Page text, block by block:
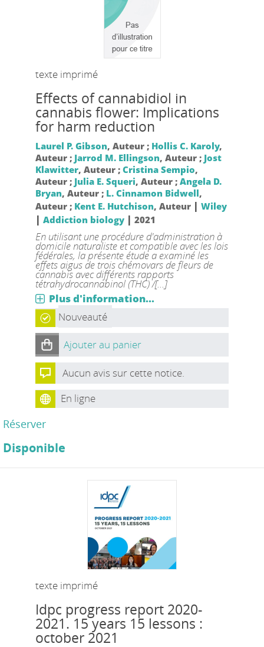
texte imprimé
Effects of cannabidiol in
cannabis flower: Implications
for harm reduction
Laurel P. Gibson, Auteur ; Hollis C. Karoly,
Auteur ; Jarrod M. Ellingson, Auteur ; Jost
Klawitter, Auteur ; Cristina Sempio,
Auteur ; Julia E. Squeri, Auteur ; Angela D.
Bryan, Auteur ; L. Cinnamon Bidwell,
Auteur ; Kent E. Hutchison, Auteur | Wiley
| Addiction biology| 2021
En utilisant une procédure d'administration à
domicile naturaliste et compatible avec les lois
fédérales, la présente étude a examiné les
effets aigus de trois chémovars de fleurs de
cannabis avec différents rapports
tétrahydrocannabinol (THC) /[...]
Plus d'information...
Nouveauté
Ajouter au panier
Aucun avis sur cette notice.
En ligne
Réserver
Disponible
texte imprimé
Idpc progress report 2020-
2021. 15 years 15 lessons :
october 2021